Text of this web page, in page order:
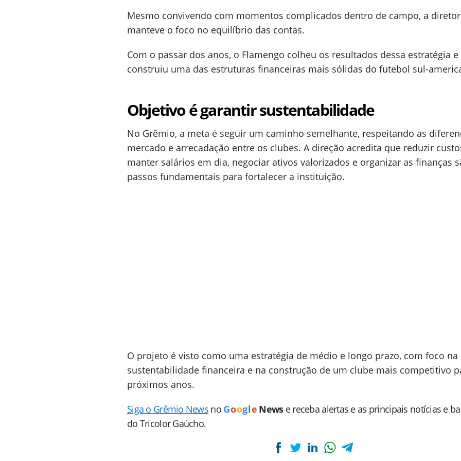
Mesmo convivendo com momentos complicados dentro de campo, a
manteve o foco no equilíbrio das contas.
Com o passar dos anos, o Flamengo colheu os resultados dessa estratégia e
construiu uma das estruturas financeiras mais sólidas do futebol sul-
Objetivo é garantir sustentabilidade
No Grêmio, a meta é seguir um caminho semelhante, respeitando as
mercado e arrecadação entre os clubes. A direção acredita que reduzir
manter salários em dia, negociar ativos valorizados e organizar as finanças
passos fundamentais para fortalecer a instituição.
O projeto é visto como uma estratégia de médio e longo prazo, com foco na
sustentabilidade financeira e na construção de um clube mais competitivo
próximos anos.
Siga o Grêmio News no Goog le News e receba alertas e as principais notícias e
do Tricolor Gaúcho.